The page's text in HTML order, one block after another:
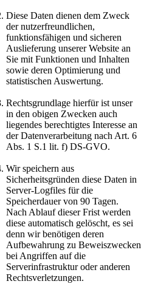
Diese Daten dienen dem Zweck
der nutzerfreundlichen,
funktionsfähigen und sicheren
Auslieferung unserer Website an
Sie mit Funktionen und Inhalten
sowie deren Optimierung und
statistischen Auswertung.
Rechtsgrundlage hierfür ist unser
in den obigen Zwecken auch
liegendes berechtigtes Interesse an
der Datenverarbeitung nach Art. 6
Abs. 1 S.1 lit. f) DS-GVO.
Wir speichern aus
Sicherheitsgründen diese Daten in
Server-Logfiles für die
Speicherdauer von 90 Tagen.
Nach Ablauf dieser Frist werden
diese automatisch gelöscht, es sei
denn wir benötigen deren
Aufbewahrung zu Beweiszwecken
bei Angriffen auf die
Serverinfrastruktur oder anderen
Rechtsverletzungen.